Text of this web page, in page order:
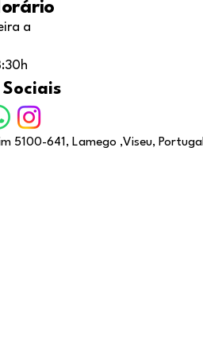
a
Sociais
5100-641, Lamego ,Viseu, Portugal